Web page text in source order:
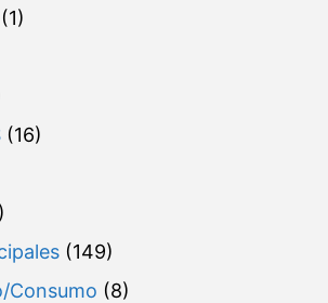
(1)
(16)
(149)
Consumo (8)